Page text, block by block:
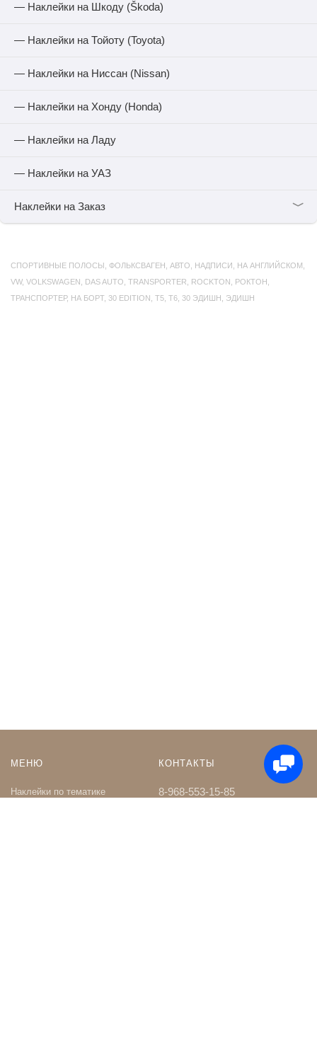
— Наклейки на Шкоду (Škoda)
— Наклейки на Тойоту (Toyota)
— Наклейки на Ниссан (Nissan)
— Наклейки на Хонду (Honda)
— Наклейки на Ладу
— Наклейки на УАЗ
Наклейки на Заказ ﹀
СПОРТИВНЫЕ ПОЛОСЫ ФОЛЬКСВАГЕН АВТО НАДПИСИ НА АНГЛИЙСКОМ
VW, VOLKSWAGEN DAS AUTO TRANSPORTER ROCKTON РОКТОН
ТРАНСПОРТЕР, НА БОРТ, 30 EDITION T5 Т6 30 ЭДИШН ЭДИШН
МЕНЮ
Наклейки по тематике
КОНТАКТЫ
8-968-553-15-85